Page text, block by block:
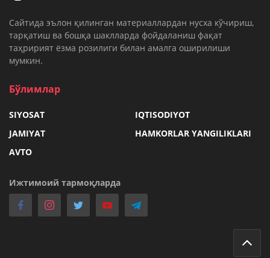
Cайтида эълон қилинган материаллардан нусха кўчириш,
тарқатиш ва бошқа шаклларда фойдаланиш фақат
таҳририят ёзма розилиги билан амалга оширилиши
мумкин.
Бўлимлар
SIYOSAT
IQTISODIYOT
JAMIYAT
HAMKORLAR YANGILIKLARI
AVTO
Ижтимоий тармоқларда